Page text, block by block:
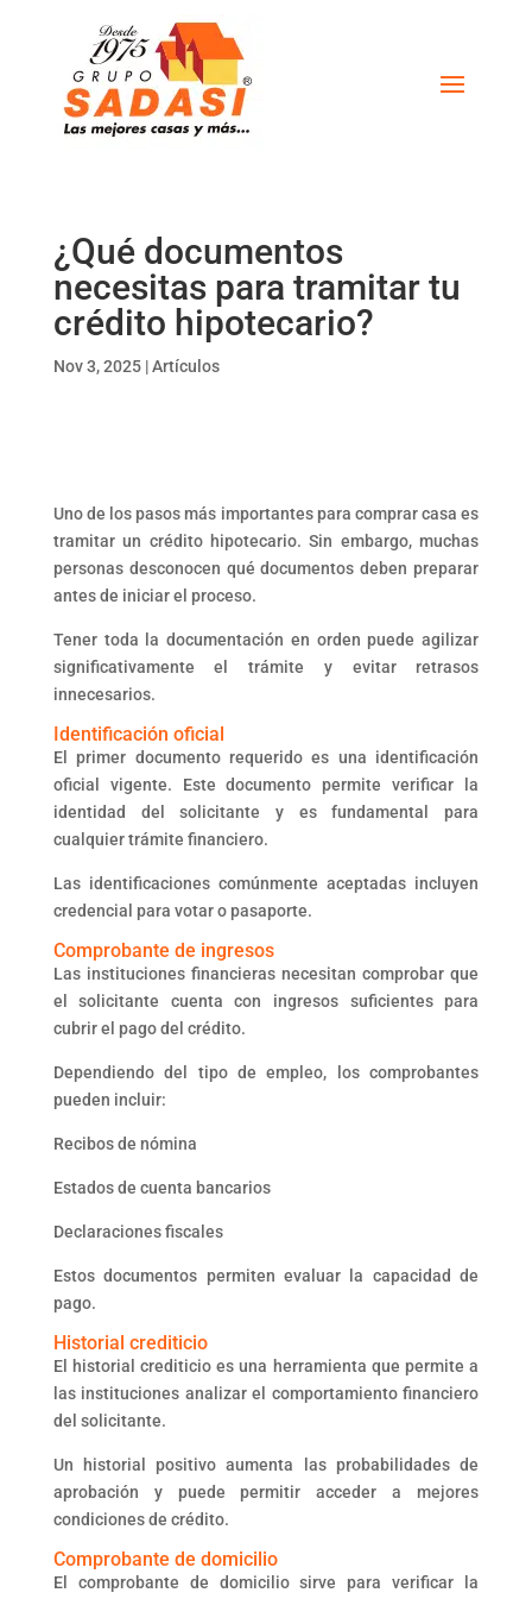
¿Qué documentos
necesitas para tramitar tu
crédito hipotecario?
Nov 3, 2025|Artículos
Uno de los pasos más importantes para comprar casa es
tramitar un crédito hipotecario. Sin embargo, muchas
personas desconocen qué documentos deben preparar
antes de iniciar el proceso.
Tener toda la documentación en orden puede agilizar
significativamente el trámite y evitar retrasos
innecesarios.
Identificación oficial
El primer documento requerido es una identificación
oficial vigente. Este documento permite verificar la
identidad del solicitante y es fundamental para
cualquier trámite financiero.
Las identificaciones comúnmente aceptadas incluyen
credencial para votar o pasaporte.
Comprobante de ingresos
Las instituciones financieras necesitan comprobar que
el solicitante cuenta con ingresos suficientes para
cubrir el pago del crédito.
Dependiendo del tipo de empleo, los comprobantes
pueden incluir:
Recibos de nómina
Estados de cuenta bancarios
Declaraciones fiscales
Estos documentos permiten evaluar la capacidad de
pago.
Historial crediticio
El historial crediticio es una herramienta que permite a
las instituciones analizar el comportamiento financiero
del solicitante.
Un historial positivo aumenta las probabilidades de
aprobación y puede permitir acceder a mejores
condiciones de crédito.
Comprobante de domicilio
El comprobante de domicilio sirve para verificar la